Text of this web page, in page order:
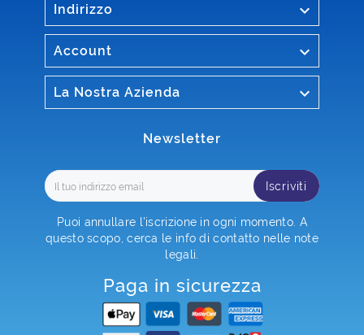
Indirizzo 
Account 
La Nostra Azienda 
Newsletter
Iscriviti
Puoi annullare l'iscrizione in ogni momento. A
questo scopo, cerca le info di contatto nelle note
legali.
Paga in sicurezza